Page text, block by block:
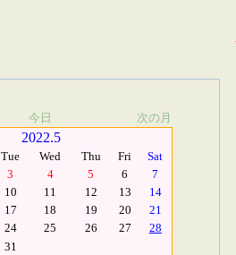
今日 次の月
2022.5
Tue Wed Thu Fri
Sat
3 4 5 6
7
10 11 12 13
14
17 18 19 20
21
24 25 26 27
28
31